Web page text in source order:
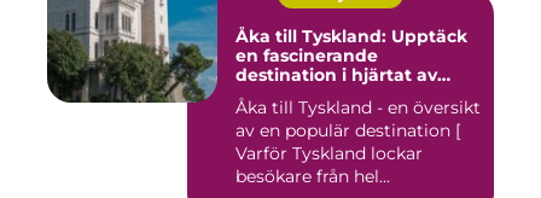
Åka till Tyskland: Upptäck
en fascinerande
destination i hjärtat av
Europa
Åka till Tyskland - en översikt
av en populär destination [
Varför Tyskland lockar
besökare från hel...